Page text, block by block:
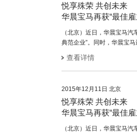
悦享殊荣 共创未来
华晨宝马再获“最佳雇
（北京）近日，华晨宝马
典范企业”。同时，华晨宝
查看详情
2015年12月11日 北京
悦享殊荣 共创未来
华晨宝马再获“最佳雇
（北京）近日，华晨宝马